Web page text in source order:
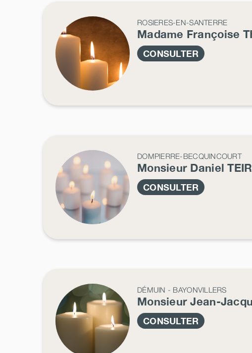
ROSIERES-EN-SANTERRE
Madame Françoise
CONSULTER
DOMPIERRE-BECQUINCOURT
Monsieur Daniel
CONSULTER
DÉMUIN - BAYONVILLERS
Monsieur Jean-
CONSULTER